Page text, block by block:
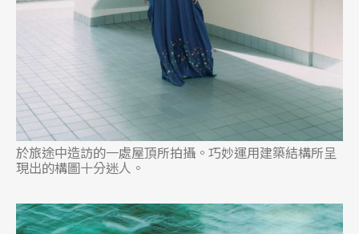
於旅途中造訪的一處屋頂所拍攝。巧妙運用建築結構所呈
現出的構圖十分迷人。